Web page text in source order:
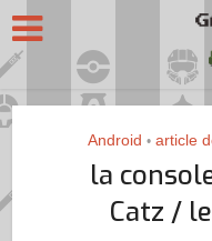
Android • article
la
Catz /